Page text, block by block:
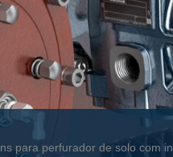
Permuta térmica
Sistemas Fan Drive
Permutadores de calor
para perfurador de solo com